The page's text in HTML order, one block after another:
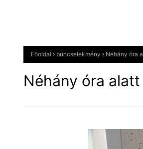
Főoldal bűncselekmény Néhány óra
Néhány óra